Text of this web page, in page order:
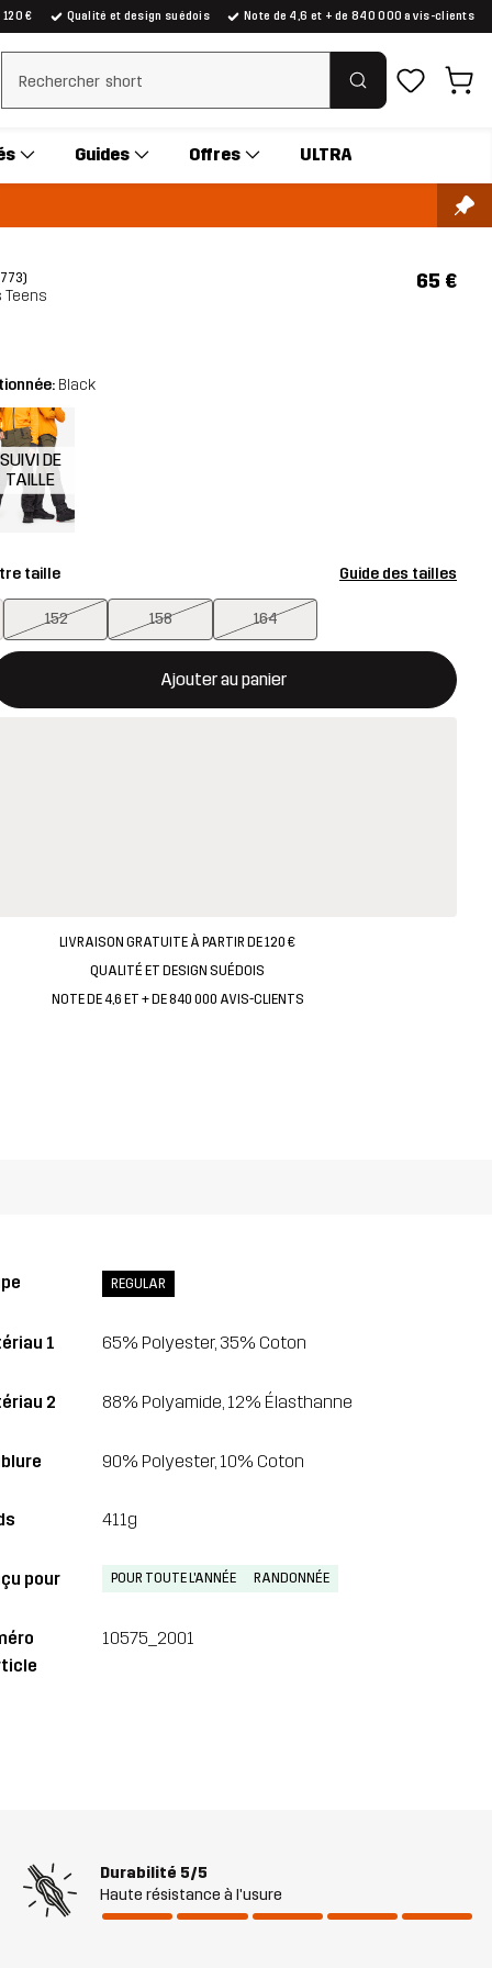
€ Qualité et design suédois Note de 4,6 et + de 840 000 avis-clients
Effacer la recherche
Guides Offres ULTRA
Teens
65 €
Black
SUIVI DE
TAILLE
taille Guide des tailles
152 158 164
Ajouter au panier
une fenêtre modale confirmant un nouvel article dans le
LIVRAISON GRATUITE À PARTIR DE 120 €
QUALITÉ ET DESIGN SUÉDOIS
NOTE DE 4,6 ET + DE 840 000 AVIS-CLIENTS
REGULAR
1 65% Polyester, 35% Coton
2 88% Polyamide, 12% Élasthanne
90% Polyester, 10% Coton
411g
pour POUR TOUTE L'ANNÉE RANDONNÉE
10575_2001
Durabilité 5/5
Haute résistance à l'usure